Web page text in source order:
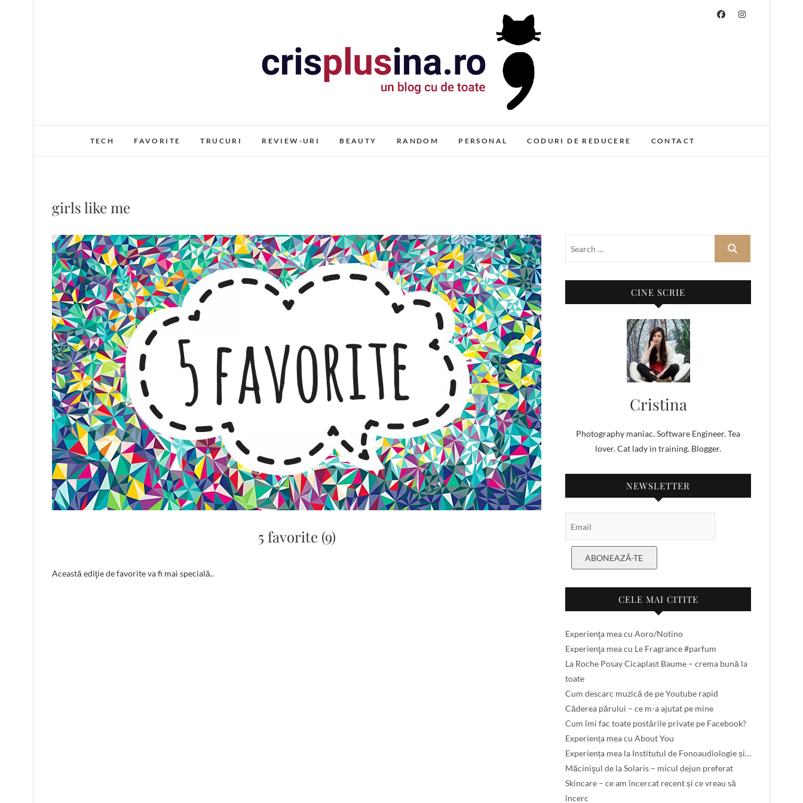
Cris+ina
TECH FAVORITE TRUCURI REVIEW-URI BEAUTY RANDOM PERSONAL CODURI DE REDUCERE CONTACT
girls like me
5 favorite (9)
Această ediţie de favorite va fi mai specială..
CINE SCRIE
Cristina
Photography maniac. Software Engineer. Tea
lover. Cat lady in training. Blogger.
NEWSLETTER
ABONEAZĂ-TE
CELE MAI CITITE
Experienţa mea cu Aoro/Notino
Experienţa mea cu Le Fragrance #parfum
La Roche Posay Cicaplast Baume – crema bună la
toate
Cum descarc muzică de pe Youtube rapid
Căderea părului – ce m-a ajutat pe mine
Cum îmi fac toate postările private pe Facebook?
Experiența mea cu About You
Experiența mea la Institutul de Fonoaudiologie și…
Măcinişul de la Solaris – micul dejun preferat
Skincare – ce am încercat recent și ce vreau să
încerc